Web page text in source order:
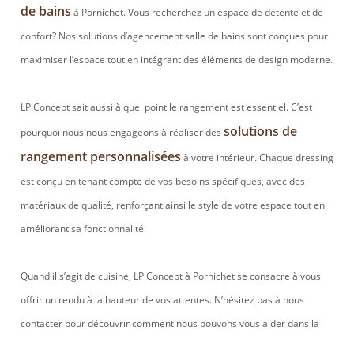
de bains à Pornichet. Vous recherchez un espace de détente et de
confort? Nos solutions d’agencement salle de bains sont conçues pour
maximiser l’espace tout en intégrant des éléments de design moderne.
LP Concept sait aussi à quel point le rangement est essentiel. C’est
pourquoi nous nous engageons à réaliser des solutions de
rangement personnalisées à votre intérieur. Chaque dressing
est conçu en tenant compte de vos besoins spécifiques, avec des
matériaux de qualité, renforçant ainsi le style de votre espace tout en
améliorant sa fonctionnalité.
Quand il s’agit de cuisine, LP Concept à Pornichet se consacre à vous
offrir un rendu à la hauteur de vos attentes. N’hésitez pas à nous
contacter pour découvrir comment nous pouvons vous aider dans la